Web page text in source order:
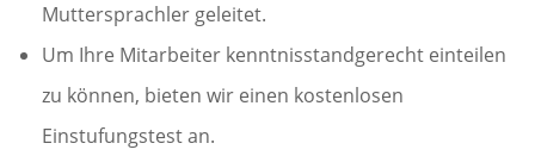
Muttersprachler geleitet.
Um Ihre Mitarbeiter kenntnisstandgerecht einteilen
zu können, bieten wir einen kostenlosen
Einstufungstest an.